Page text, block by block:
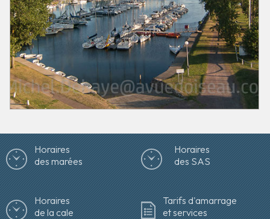
Horaires
des marées
Horaires
des SAS
Horaires
de la cale
Tarifs d'amarrage
et services